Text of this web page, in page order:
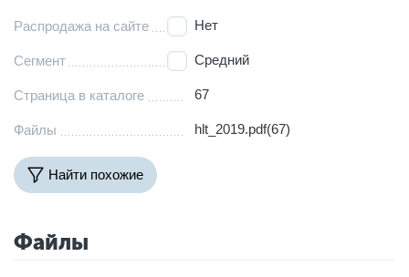
Распродажа на сайте Нет
Сегмент Средний
Страница в каталоге 67
Файлы hlt_2019.pdf(67)
Найти похожие
Файлы